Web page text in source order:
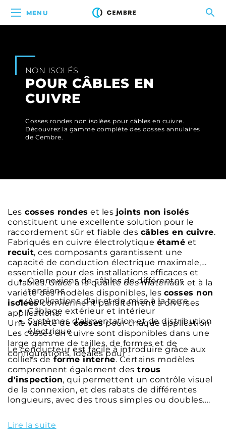
MENU
NON ISOLÉS
POUR CÂBLES EN
CUIVRE
Cosses rondes non isolées pour câbles en cuivre.
Découvrez la gamme complète des cosses annulaires
de Cembre.
Les cosses rondes et les joints non isolés
constituent une excellente solution pour le
raccordement sûr et fiable des câbles en cuivre.
Fabriqués en cuivre électrolytique étamé et
recuit, ces composants garantissent une
capacité de conduction électrique maximale,
essentielle pour des installations efficaces et
durables. Grâce à la qualité des matériaux et à la
variété des modèles disponibles, les cosses non
isoléesconviennent parfaitement à diverses
applications.
Une variété de cossespour chaque application
Les cosses en cuivre sont disponibles dans une
large gamme de tailles, de formes et de
configurations, idéales pour :
Connexions de câbles de différentes
tensions
Applications d'air et de mise à la terre
Câblage extérieur et intérieur
Systèmes d'alimentation et de distribution
électrique
Le conducteur est facile à introduire grâce aux
colliers deforme interne. Certains modèles
comprennent également des trous
d'inspection, qui permettent un contrôle visuel
de la connexion, et des rabats de différentes
longueurs, avec des trous simples ou doubles.
Joints non isolés
Lire la suite